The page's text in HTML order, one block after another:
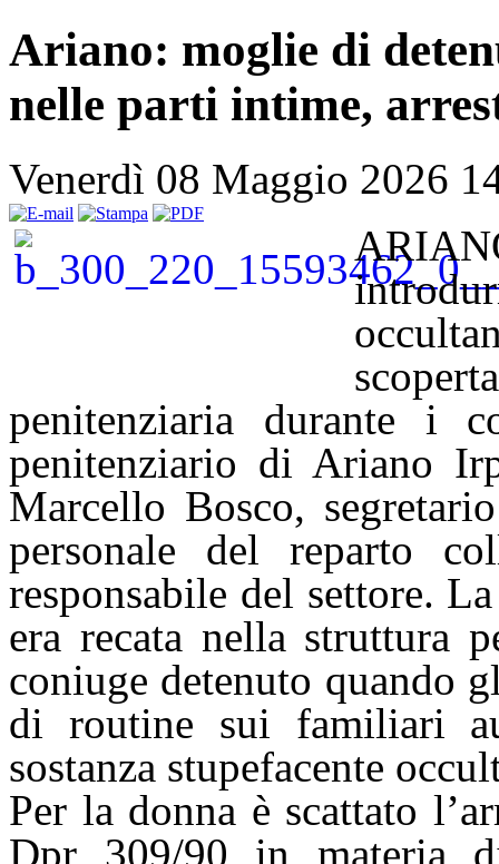
Ariano: moglie di
nelle parti intime,
Venerdì 08 Maggio 2026
penitenziaria durante i
penitenziario di Ariano
Marcello Bosco,
personale del reparto
responsabile del settore.
era recata nella struttura
coniuge detenuto quando
di routine sui familiari
sostanza stupefacente
Per la donna è scattato
Dpr 309/90 in materia